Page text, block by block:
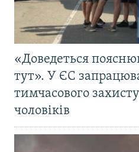
«Доведеться
тут». У ЄС
тимчасового
чоловіків